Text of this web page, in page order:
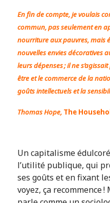
En fin de compte, je voulais
commun, pas seulement en
nourriture aux pauvres, mais
nouvelles envies décoratives
leurs dépenses ; il ne
être et le commerce de la
goûts intellectuels et la
Thomas Hope, The
Un capitalisme
l’utilité publique, qui
ses goûts et en fixant
voyez, ça recommence !